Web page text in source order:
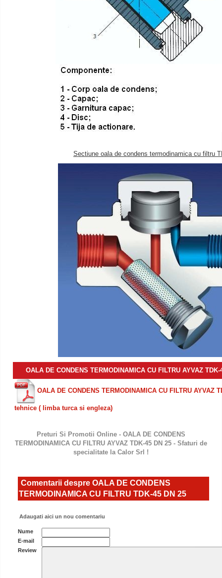
Sectiune oala de condens termodinamica cu filtru
OALA DE CONDENS TERMODINAMICA CU FILTRU AYVAZ
OALA DE CONDENS TERMODINAMICA CU FILTRU AYVAZ
tehnice ( limba turca si engleza)
Preturi Si Promotii Online - OALA DE CONDENS
TERMODINAMICA CU FILTRU AYVAZ TDK-45 DN 25 - Sfaturi de
specialitate la Calor Srl !
Comentarii despre OALA DE CONDENS
TERMODINAMICA CU FILTRU TDK-45 DN 25
Adaugati aici un nou comentariu
Nume
E-mail
Review